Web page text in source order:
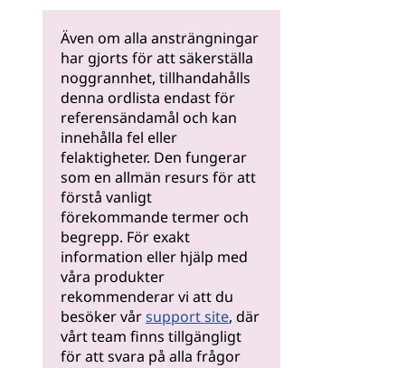
Även om alla ansträngningar
har gjorts för att säkerställa
noggrannhet, tillhandahålls
denna ordlista endast för
referensändamål och kan
innehålla fel eller
felaktigheter. Den fungerar
som en allmän resurs för att
förstå vanligt
förekommande termer och
begrepp. För exakt
information eller hjälp med
våra produkter
rekommenderar vi att du
besöker vårsupport site, där
vårt team finns tillgängligt
för att svara på alla frågor